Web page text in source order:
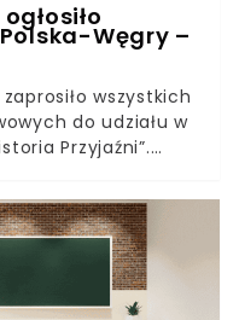
Węgry –
wszystkich
do udziału w
Przyjaźni”.
Polsko-
wiedzy
promowanie
Ministerstwo